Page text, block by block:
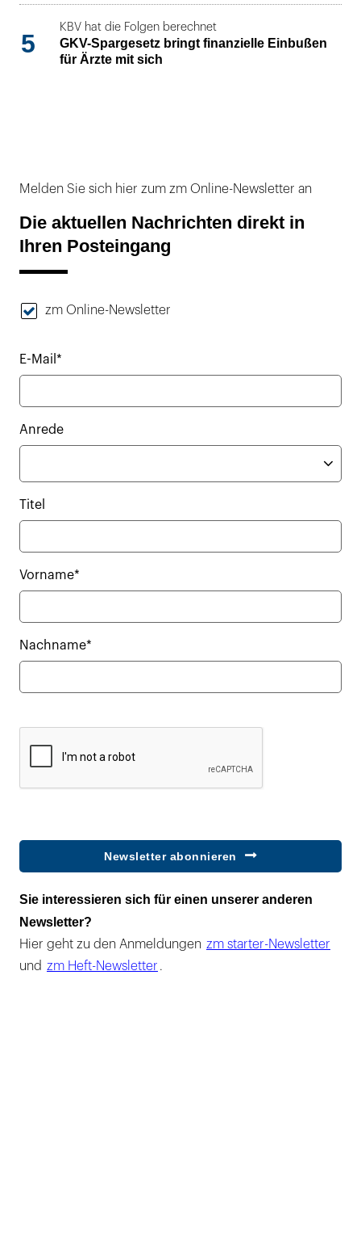
5
KBV hat die Folgen berechnet
GKV-Spargesetz bringt finanzielle Einbußen
für Ärzte mit sich
Melden Sie sich hier zum zm Online-Newsletter an
Die aktuellen Nachrichten direkt in
Ihren Posteingang
zm Online-Newsletter
E-Mail*
Anrede
Titel
Vorname*
Nachname*
Newsletter abonnieren
Sie interessieren sich für einen unserer anderen
Newsletter?
Hier geht zu den Anmeldungen zm starter-Newsletter
und zm Heft-Newsletter .